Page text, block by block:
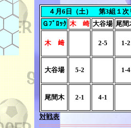
４月6日（土） 第3組１次
Ｇﾌﾞﾛｯｸ 木 崎 大谷場 尾間
木 﨑 2-5 1-2
大谷場 5-2 1-4
尾間木 2-1 4-1
対戦表